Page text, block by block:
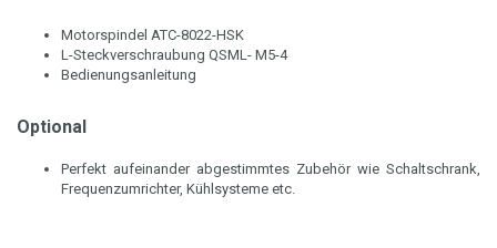
Motorspindel ATC-8022-HSK
L-Steckverschraubung QSML- M5-4
Bedienungsanleitung
Optional
Perfekt aufeinander abgestimmtes Zubehör wie Schaltschrank,
Frequenzumrichter, Kühlsysteme etc.